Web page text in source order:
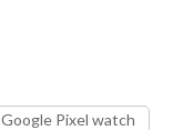
Google Pixel watch